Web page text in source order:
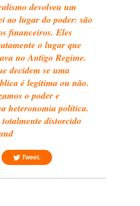
devolveu um
ao lugar do poder: são
financeiros. Eles
o lugar que
no Antigo Regime.
decidem se uma
é legítima ou não.
o poder e
heteronomia política.
distorcido
Tweet.